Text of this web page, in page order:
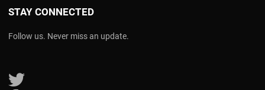
STAY CONNECTED
Follow us. Never miss an update.
Follow us on Twitter